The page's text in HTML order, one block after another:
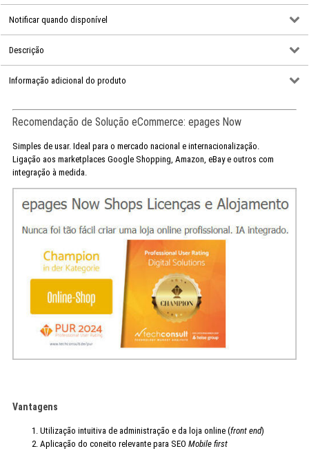
Notificar quando disponível
Descrição
Informação adicional do produto
Recomendação de Solução eCommerce: epages Now
Simples de usar. Ideal para o mercado nacional e internacionalização.
Ligação aos marketplaces Google Shopping, Amazon, eBay e outros com
integração à medida.
Vantagens
Utilização intuitiva de administração e da loja online (front end)
Aplicação do coneito relevante para SEO Mobile first